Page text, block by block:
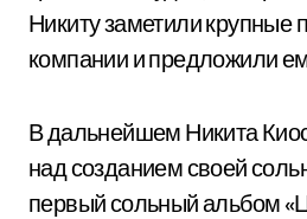
Никиту заметили крупные
компании и предложили
В дальнейшем Никита
над созданием своей
первый сольный альбом